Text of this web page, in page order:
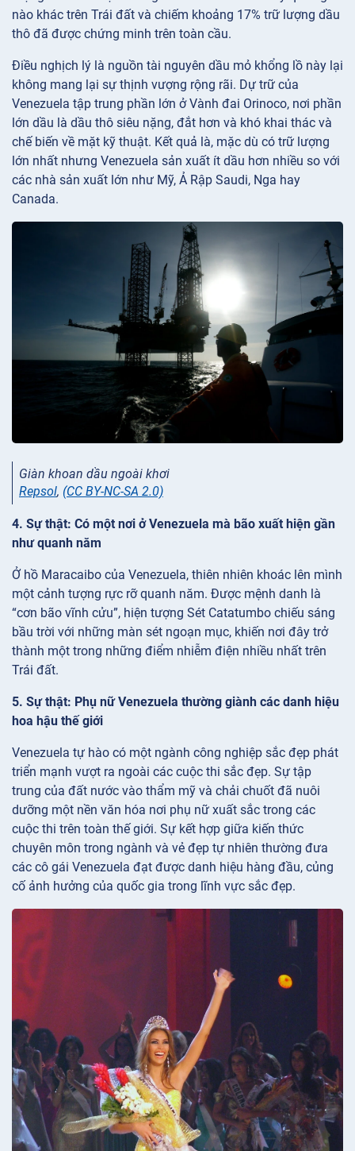
nào khác trên Trái đất và chiếm khoảng 17% trữ lượng dầu
thô đã được chứng minh trên toàn cầu.
Điều nghịch lý là nguồn tài nguyên dầu mỏ khổng lồ này lại
không mang lại sự thịnh vượng rộng rãi. Dự trữ của
Venezuela tập trung phần lớn ở Vành đai Orinoco, nơi phần
lớn dầu là dầu thô siêu nặng, đắt hơn và khó khai thác và
chế biến về mặt kỹ thuật. Kết quả là, mặc dù có trữ lượng
lớn nhất nhưng Venezuela sản xuất ít dầu hơn nhiều so với
các nhà sản xuất lớn như Mỹ, Ả Rập Saudi, Nga hay
Canada.
Giàn khoan dầu ngoài khơi
Repsol, (CC BY-NC-SA 2.0)
4. Sự thật: Có một nơi ở Venezuela mà bão xuất hiện gần
như quanh năm
Ở hồ Maracaibo của Venezuela, thiên nhiên khoác lên mình
một cảnh tượng rực rỡ quanh năm. Được mệnh danh là
“cơn bão vĩnh cửu”, hiện tượng Sét Catatumbo chiếu sáng
bầu trời với những màn sét ngoạn mục, khiến nơi đây trở
thành một trong những điểm nhiễm điện nhiều nhất trên
Trái đất.
5. Sự thật: Phụ nữ Venezuela thường giành các danh hiệu
hoa hậu thế giới
Venezuela tự hào có một ngành công nghiệp sắc đẹp phát
triển mạnh vượt ra ngoài các cuộc thi sắc đẹp. Sự tập
trung của đất nước vào thẩm mỹ và chải chuốt đã nuôi
dưỡng một nền văn hóa nơi phụ nữ xuất sắc trong các
cuộc thi trên toàn thế giới. Sự kết hợp giữa kiến ​​thức
chuyên môn trong ngành và vẻ đẹp tự nhiên thường đưa
các cô gái Venezuela đạt được danh hiệu hàng đầu, củng
cố ảnh hưởng của quốc gia trong lĩnh vực sắc đẹp.